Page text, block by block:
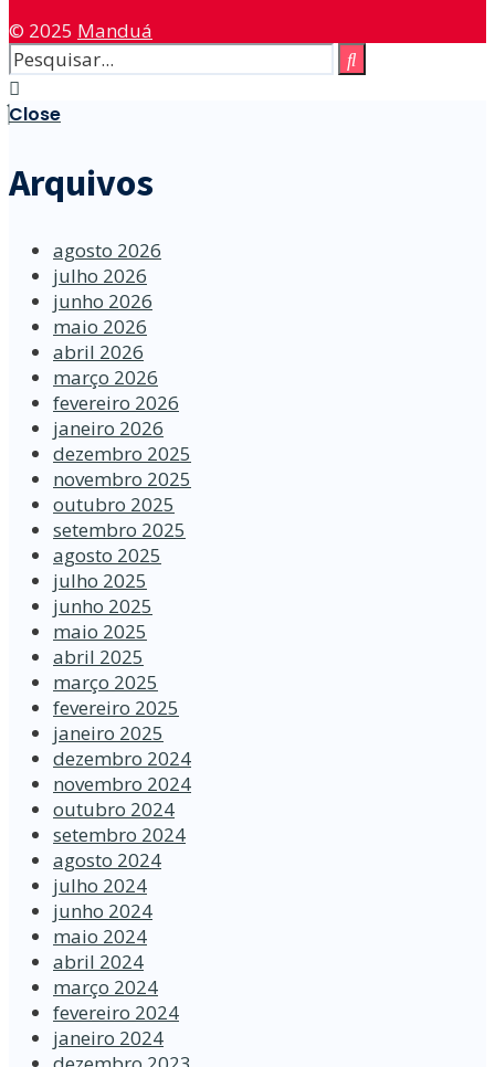
© 2025 Manduá
Close
Arquivos
agosto 2026
julho 2026
junho 2026
maio 2026
abril 2026
março 2026
fevereiro 2026
janeiro 2026
dezembro 2025
novembro 2025
outubro 2025
setembro 2025
agosto 2025
julho 2025
junho 2025
maio 2025
abril 2025
março 2025
fevereiro 2025
janeiro 2025
dezembro 2024
novembro 2024
outubro 2024
setembro 2024
agosto 2024
julho 2024
junho 2024
maio 2024
abril 2024
março 2024
fevereiro 2024
janeiro 2024